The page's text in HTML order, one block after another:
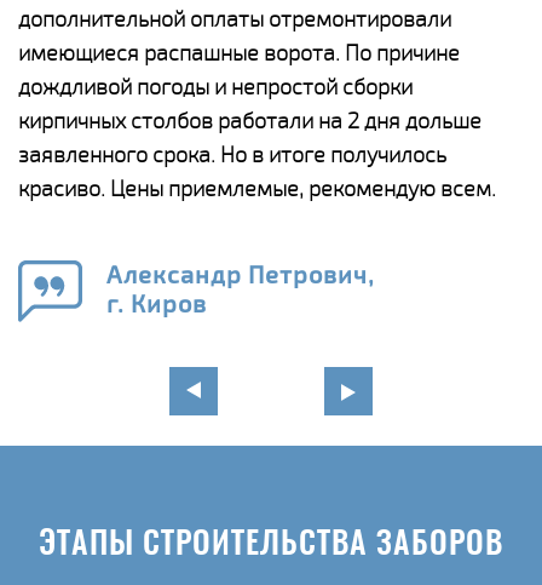
дополнительной оплаты отремонтировали
имеющиеся распашные ворота. По причине
дождливой погоды и непростой сборки
кирпичных столбов работали на 2 дня дольше
заявленного срока. Но в итоге получилось
красиво. Цены приемлемые, рекомендую всем.
Александр Петрович,
г. Киров
ЭТАПЫ СТРОИТЕЛЬСТВА ЗАБОРОВ